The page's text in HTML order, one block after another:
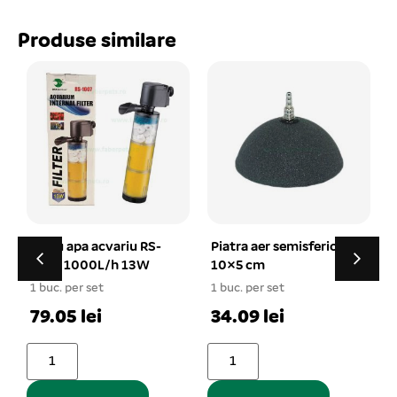
Produse similare
Piatra aer semisferic
10×5 cm
1 buc. per set
34.09 lei
DAPHNIA pentru pesti
exotici, 1000 ml
1 buc. per set
20.65 lei